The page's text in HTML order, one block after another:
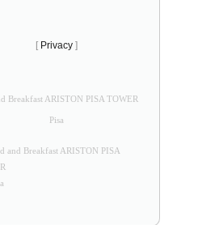
[ Privacy ]
Breakfast ARISTON PISA TOWER
Pisa
and Breakfast ARISTON PISA